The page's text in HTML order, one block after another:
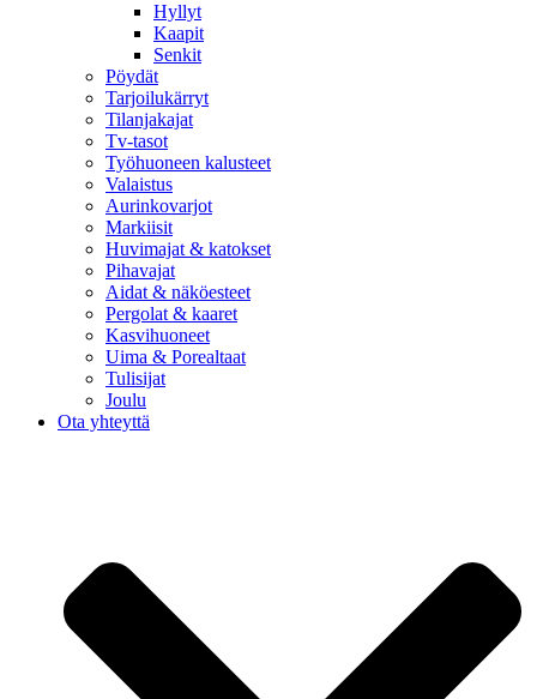
Hyllyt
Kaapit
Senkit
Pöydät
Tarjoilukärryt
Tilanjakajat
Tv-tasot
Työhuoneen kalusteet
Valaistus
Aurinkovarjot
Markiisit
Huvimajat & katokset
Pihavajat
Aidat & näköesteet
Pergolat & kaaret
Kasvihuoneet
Uima & Porealtaat
Tulisijat
Joulu
Ota yhteyttä